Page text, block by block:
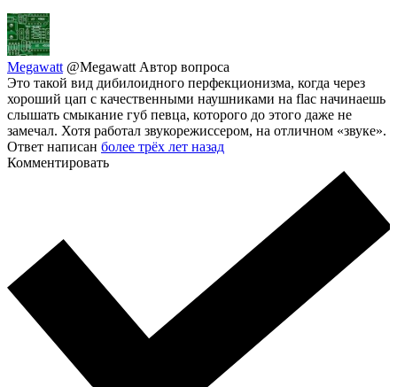
Megawatt @Megawatt Автор вопроса
Это такой вид дибилоидного перфекционизма, когда через
хороший цап с качественными наушниками на flac начинаешь
слышать смыкание губ певца, которого до этого даже не
замечал. Хотя работал звукорежиссером, на отличном «звуке».
Ответ написан более трёх лет назад
Комментировать